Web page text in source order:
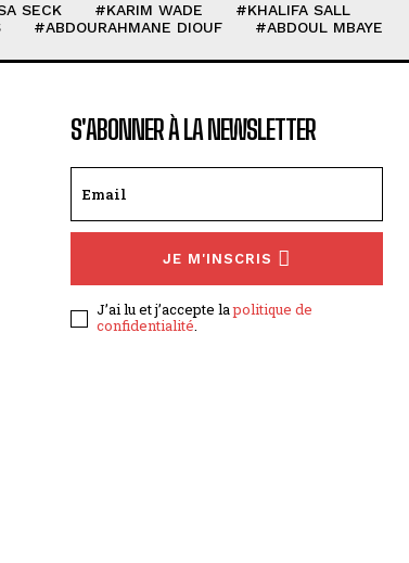
SECK #KARIM WADE
#KHALIFA SALL
#ABDOURAHMANE DIOUF #ABDOUL MBAYE
S'ABONNER À LA NEWSLETTER
JE M'INSCRIS
J’ai lu et j’accepte lapolitique de
confidentialité.